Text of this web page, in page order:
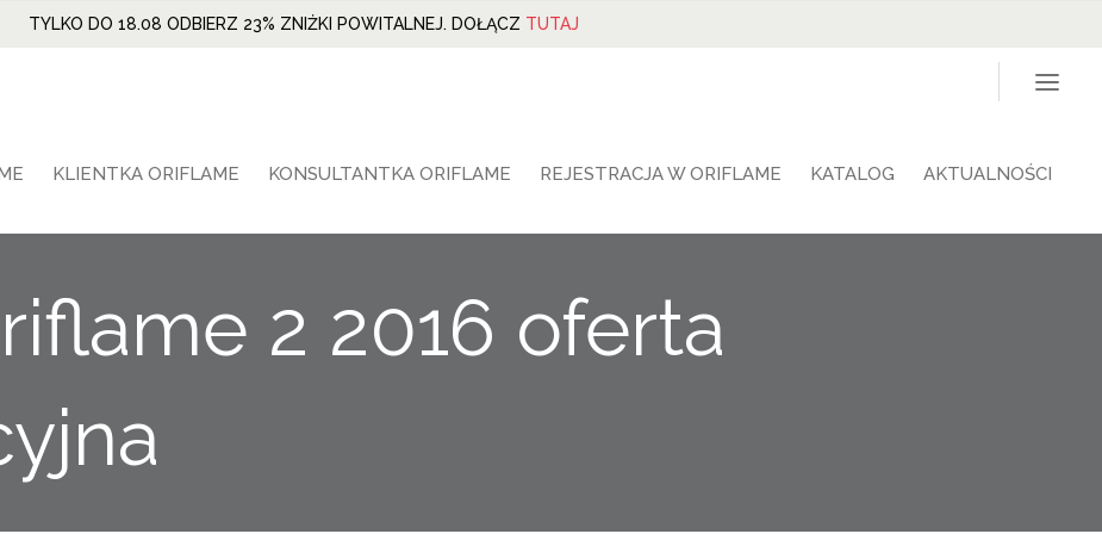
TYLKO DO 18.08 ODBIERZ 23% ZNIŻKI POWITALNEJ. DOŁĄCZ TUTAJ
KLIENTKA ORIFLAME KONSULTANTKA ORIFLAME REJESTRACJA W ORIFLAME KATALOG AKTUALNOŚCI
2 2016 oferta